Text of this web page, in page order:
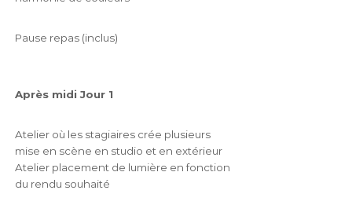
Pause repas (inclus)
Après midi Jour 1
Atelier où les stagiaires crée plusieurs
mise en scène en studio et en extérieur
Atelier placement de lumière en fonction
du rendu souhaité